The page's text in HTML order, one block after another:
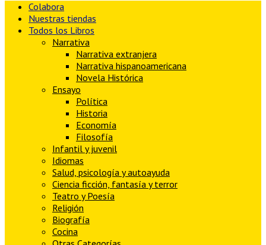
Colabora
Nuestras tiendas
Todos los Libros
Narrativa
Narrativa extranjera
Narrativa hispanoamericana
Novela Histórica
Ensayo
Política
Historia
Economía
Filosofía
Infantil y juvenil
Idiomas
Salud, psicología y autoayuda
Ciencia ficción, fantasía y terror
Teatro y Poesía
Religión
Biografía
Cocina